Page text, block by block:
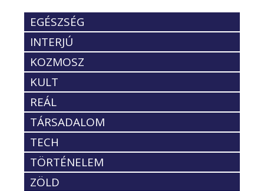
EGÉSZSÉG
INTERJÚ
KOZMOSZ
KULT
REÁL
TÁRSADALOM
TECH
TÖRTÉNELEM
ZÖLD